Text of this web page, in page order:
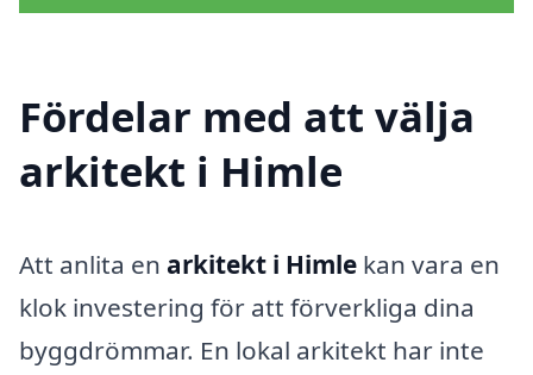
Fördelar med att välja
arkitekt i Himle
Att anlita en arkitekt i Himle kan vara en
klok investering för att förverkliga dina
byggdrömmar. En lokal arkitekt har inte